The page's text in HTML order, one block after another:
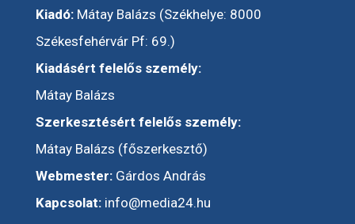
Kiadó:Mátay Balázs (Székhelye: 8000
Székesfehérvár Pf: 69.)
Kiadásért felelős személy:
Mátay Balázs
Szerkesztésért felelős személy:
Mátay Balázs (főszerkesztő)
Webmester:Gárdos András
Kapcsolat: info@media24.hu